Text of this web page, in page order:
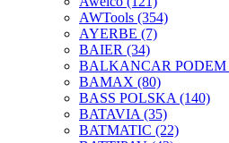
AWTools (354)
AYERBE (7)
BAIER (34)
BALKANCAR PODEM
BAMAX (80)
BASS POLSKA (140)
BATAVIA (35)
BATMATIC (22)